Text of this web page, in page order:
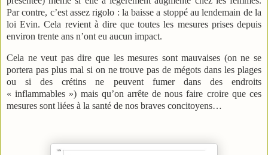
Par contre, c’est assez rigolo : la baisse a stoppé au lendemain de la
loi Evin. Cela revient à dire que toutes les mesures prises depuis
environ trente ans n’ont eu aucun impact.
Cela ne veut pas dire que les mesures sont mauvaises (on ne se
portera pas plus mal si on ne trouve pas de mégots dans les plages
ou si des crétins ne peuvent fumer dans des endroits
« inflammables ») mais qu’on arrête de nous faire croire que ces
mesures sont liées à la santé de nos braves concitoyens…